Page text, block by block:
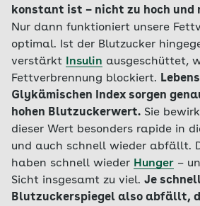
konstant ist – nicht zu hoch und
Nur dann funktioniert unsere
optimal. Ist der Blutzucker
verstärkt
Insulin ausgeschüttet,
Fettverbrennung blockiert.
Glykämischen Index sorgen
hohen Blutzuckerwert. Sie
dieser Wert besonders rapide in
und auch schnell wieder abfällt.
haben schnell wieder Hunger –
Sicht insgesamt zu viel. Je
Blutzuckerspiegel also abfällt,